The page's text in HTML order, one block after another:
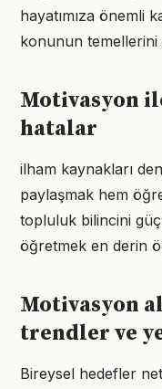
hayatımıza önemli
konunun temellerini
Motivasyon
hatalar
ilham kaynakları
paylaşmak hem
topluluk bilincini
öğretmek en derin
Motivasyon
trendler ve
Bireysel hedefler